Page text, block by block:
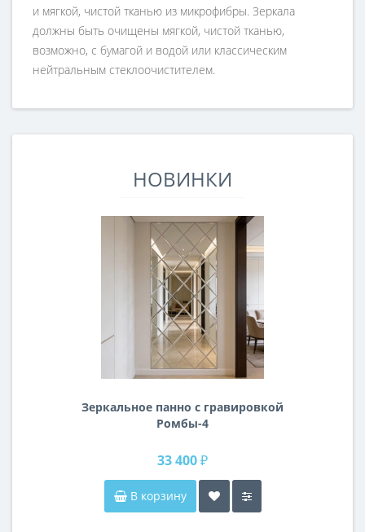
и мягкой, чистой тканью из микрофибры. Зеркала
должны быть очищены мягкой, чистой тканью,
возможно, с бумагой и водой или классическим
нейтральным стеклоочистителем.
НОВИНКИ
Зеркальное панно с гравировкой
Ромбы-4
33 400 ₽
В корзину